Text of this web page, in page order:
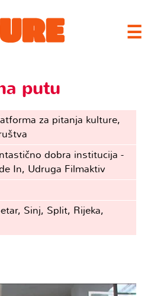
☰
putu
za pitanja kulture,
dobra institucija -
In, Udruga Filmaktiv
Sinj, Split, Rijeka,